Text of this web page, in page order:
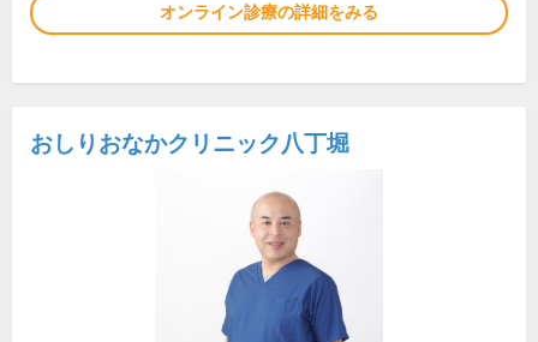
オンライン診療の詳細をみる
おしりおなかクリニック八丁堀